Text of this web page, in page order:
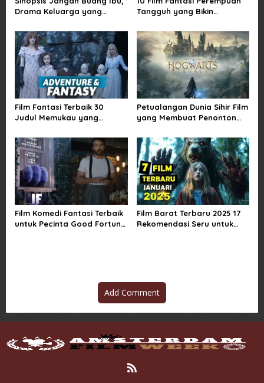
t
i
o
n
Drama Keluarga yang
Sayang dan Bakti kepada
Orang Tua
Tangguh yang Bikin
Damsel
Film Fantasi Terbaik 30
Judul Memukau yang
Petualangan Dunia Sihir Film
yang Membuat Penonton
Film Komedi Fantasi Terbaik
untuk Pecinta Good Fortune
Film Barat Terbaru 2025 17
Rekomendasi Seru untuk
Add Comment